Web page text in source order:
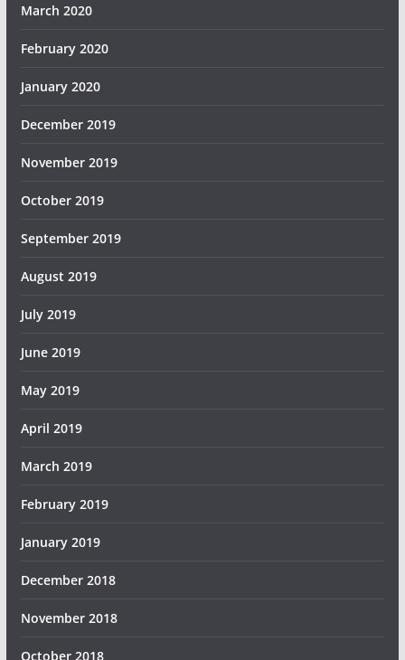
March 2020
February 2020
January 2020
December 2019
November 2019
October 2019
September 2019
August 2019
July 2019
June 2019
May 2019
April 2019
March 2019
February 2019
January 2019
December 2018
November 2018
October 2018